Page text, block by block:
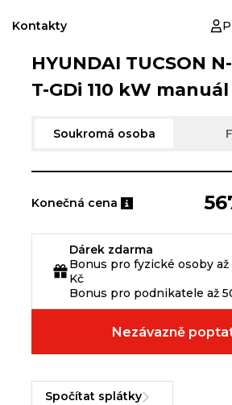
Kontakty
HYUNDAI TUCSON
T-GDi 110 kW manuál
Soukromá osoba
Konečná cena
Dárek zdarma
Bonus pro fyzické osoby
Kč
Bonus pro podnikatele až
Nezávazně
Spočítat splátky